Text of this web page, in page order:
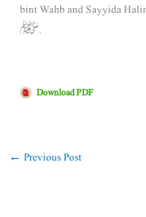
bint Wahband Sayyida
ﷺ.
Download PDF
← Previous Post